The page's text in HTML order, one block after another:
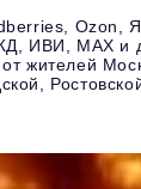
Ozon,
ИВИ, MAX и
жителей